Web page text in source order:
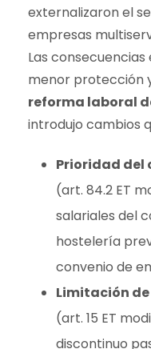
externalizaron el
empresas
Las
menor protección
reforma laboral
introdujo cambios
Prioridad del
(art. 84.2 ET
salariales del
hostelería
convenio de
Limitación
(art. 15 ET
discontinuo